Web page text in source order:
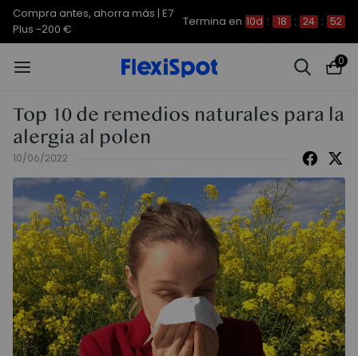
Compra antes, ahorra más | E7
Plus -200 €
Termina en 10d : 18 : 24 : 51
0
Top 10 de remedios naturales para la
alergia al polen
10/06/2022